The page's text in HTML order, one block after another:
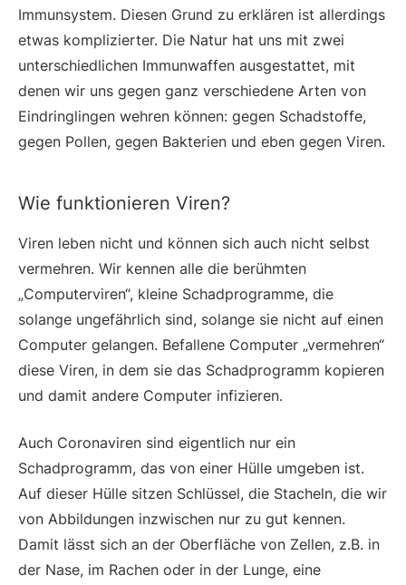
Immunsystem. Diesen Grund zu erklären ist allerdings
etwas komplizierter. Die Natur hat uns mit zwei
unterschiedlichen Immunwaffen ausgestattet, mit
denen wir uns gegen ganz verschiedene Arten von
Eindringlingen wehren können: gegen Schadstoffe,
gegen Pollen, gegen Bakterien und eben gegen Viren.
Wie funktionieren Viren?
Viren leben nicht und können sich auch nicht selbst
vermehren. Wir kennen alle die berühmten
„Computerviren“, kleine Schadprogramme, die
solange ungefährlich sind, solange sie nicht auf einen
Computer gelangen. Befallene Computer „vermehren“
diese Viren, in dem sie das Schadprogramm kopieren
und damit andere Computer infizieren.
Auch Coronaviren sind eigentlich nur ein
Schadprogramm, das von einer Hülle umgeben ist.
Auf dieser Hülle sitzen Schlüssel, die Stacheln, die wir
von Abbildungen inzwischen nur zu gut kennen.
Damit lässt sich an der Oberfläche von Zellen, z.B. in
der Nase, im Rachen oder in der Lunge, eine